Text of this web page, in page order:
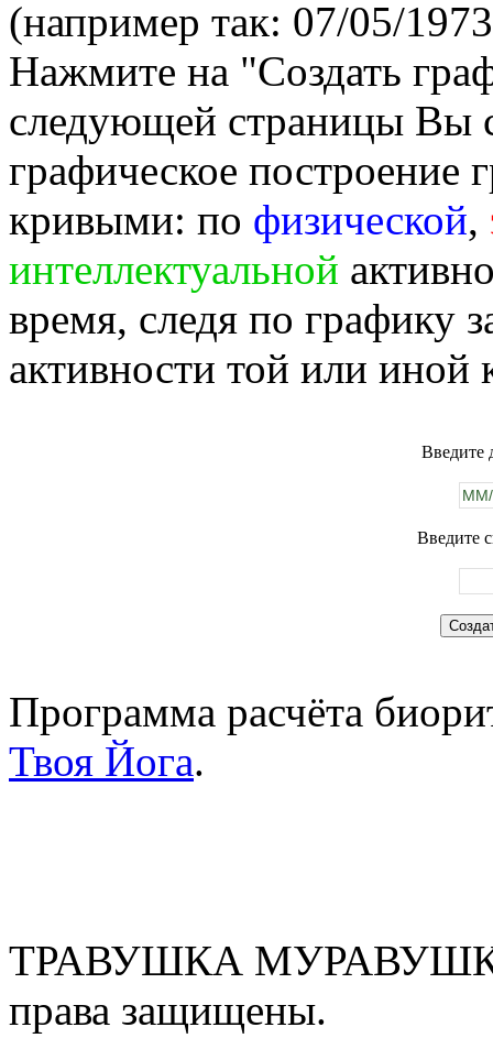
(например так: 07/05/
Нажмите на "Создать
следующей страницы Вы
графическое построение
кривыми: по физической,
интеллектуальной
время, следя по графику
активности той или иной
Введите
Введите
Программа расчёта
Твоя Йога.
ТРАВУШКА
права защищены.